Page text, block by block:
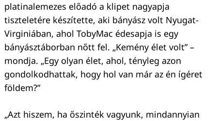
platinalemezes előadó a klipet nagyapja
tiszteletére készítette, aki bányász volt Nyugat-
Virginiában, ahol TobyMac édesapja is egy
bányásztáborban nőtt fel. „Kemény élet volt” –
mondja. „Egy olyan élet, ahol, tényleg azon
gondolkodhattak, hogy hol van már az én ígéret
földem?”
„Azt hiszem, ha őszinték vagyunk, mindannyian